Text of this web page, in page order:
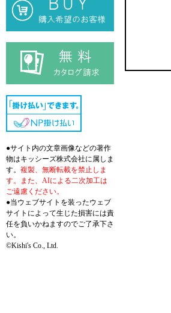
●サイト内の文章画像などの著作
物はキッシーズ株式会社に属しま
す。 複製、無断転載を禁止しま
す。また、AIによる二次加工は
ご遠慮ください。
●当ウェブサイトを装ったウェブ
サイトによって生じた損害には責
任を負いかねますのでご了承下さ
い。
©Kishi's Co., Ltd.